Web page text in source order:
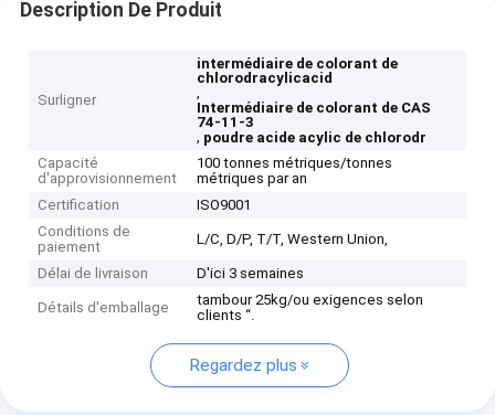
Description De Produit
Surligner
intermédiaire de colorant de
chlorodracylicacid
,
Intermédiaire de colorant de CAS
74-11-3
, poudre acide acylic de chlorodr
Capacité
d'approvisionnement
100 tonnes métriques/tonnes
métriques par an
Certification
ISO9001
Conditions de
paiement
L/C, D/P, T/T, Western Union,
Délai de livraison D'ici 3 semaines
Détails d'emballage
tambour 25kg/ou exigences selon
clients “.
Regardez plus